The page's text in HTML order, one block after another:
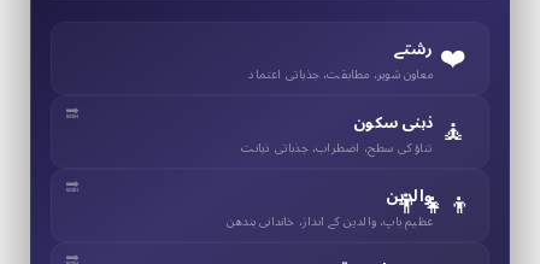
❤️ رشتے
معاون شوہر، مطابقت، جذباتی اعتماد
🧘 ذہنی سکون
تناؤ کی سطح، اضطراب، جذباتی ذہانت
👨‍👧‍👦
والدین
عظیم باپ، والدین کے انداز، خاندانی بندھن